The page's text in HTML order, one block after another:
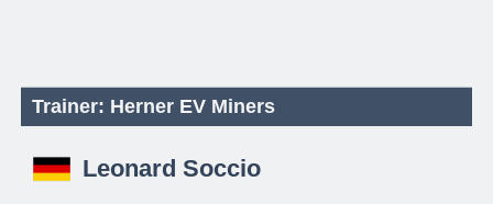
Trainer: Herner EV Miners
Leonard Soccio